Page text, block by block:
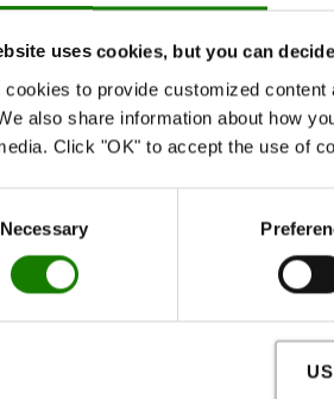
uses cookies, but you can
cookies to provide customized
also share information about how
Click "OK" to accept the use of
Necessary
og holdbar beholder til brug for
og holdbar affaldsbeholder til brug